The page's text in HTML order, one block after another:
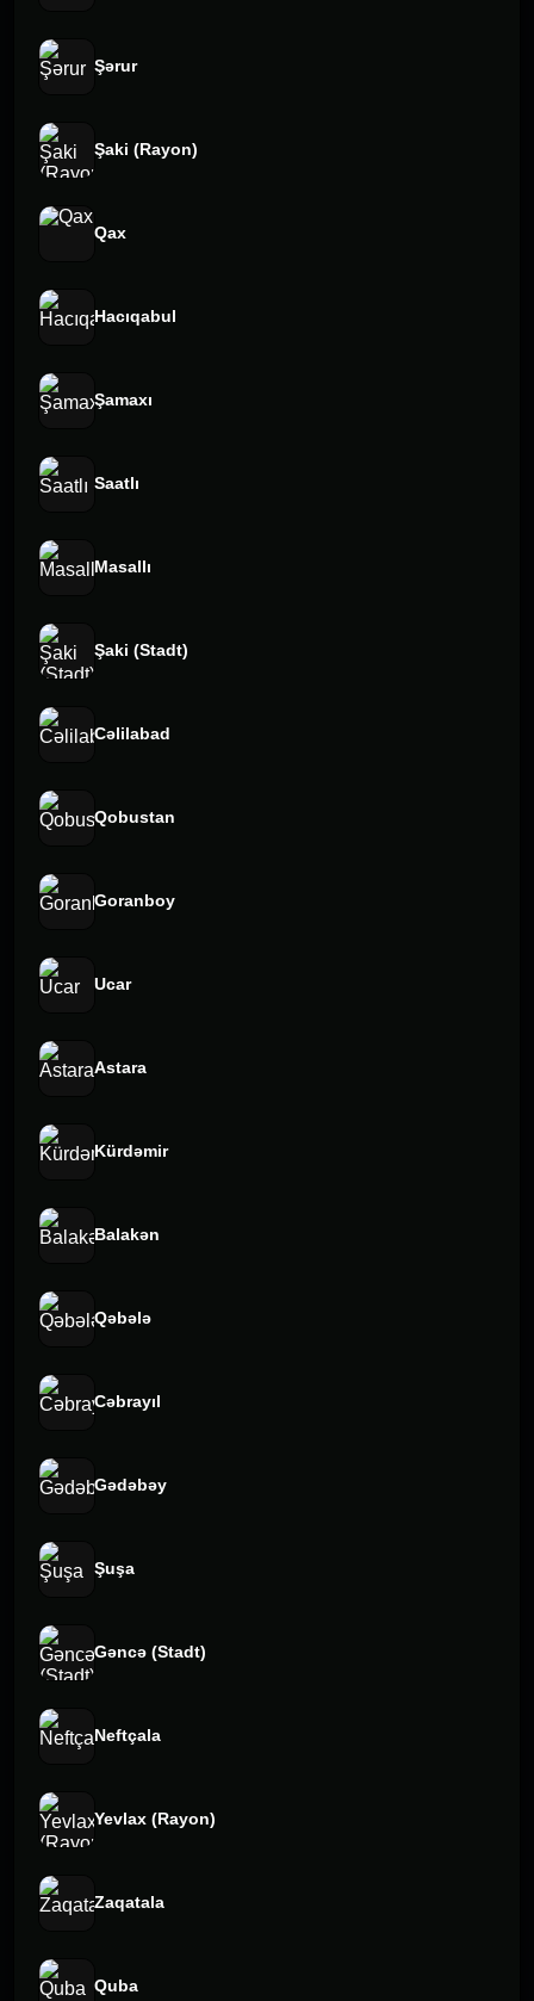
Şərur
Şaki (Rayon)
Qax
Hacıqabul
Şamaxı
Saatlı
Masallı
Şaki (Stadt)
Cəlilabad
Qobustan
Goranboy
Ucar
Astara
Kürdəmir
Balakən
Qəbələ
Cəbrayıl
Gədəbəy
Şuşa
Gəncə (Stadt)
Neftçala
Yevlax (Rayon)
Zaqatala
Quba